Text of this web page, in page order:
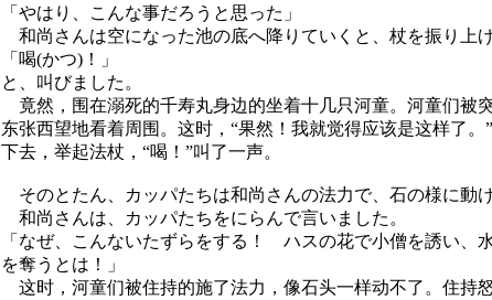
「やはり、こんな事だろうと思った」
和尚さんは空になった池の底へ降りていくと、杖を振り上げ
「喝(かつ)！」
と、叫びました。
竟然，围在溺死的千寿丸身边的坐着十几只河童。河童们被
东张西望地看着周围。这时，“果然！我就觉得应该是这样了。
下去，举起法杖，“喝！”叫了一声。
そのとたん、カッパたちは和尚さんの法力で、石の様に動け
和尚さんは、カッパたちをにらんで言いました。
「なぜ、こんないたずらをする！ ハスの花で小僧を誘い、
を奪うとは！」
这时，河童们被住持的施了法力，像石头一样动不了。住持